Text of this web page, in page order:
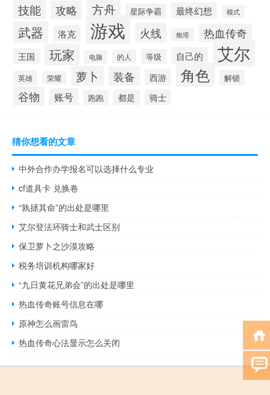
技能 攻略 方舟 星际争霸 最终幻想 模式
武器 洛克 游戏 火线 炮塔 热血传奇
王国 玩家 电脑 的人 等级 自己的 艾尔
英雄 荣耀 萝卜 装备 西游 角色 解锁
谷物 账号 跑跑 都是 骑士
猜你想看的文章
中外合作办学报名可以选择什么专业
cf道具卡 兑换卷
“孰拯其命”的出处是哪里
艾尔登法环骑士和武士区别
保卫萝卜之沙漠攻略
税务培训机构哪家好
“九日黄花兄弟会”的出处是哪里
热血传奇账号信息在哪
原神怎么画雷鸟
热血传奇心法显示怎么关闭